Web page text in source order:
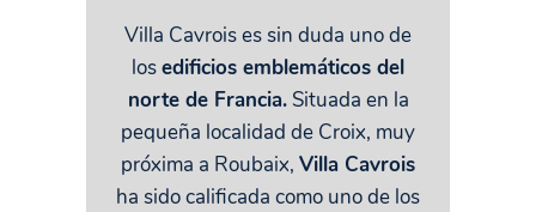
Villa Cavrois es sin duda uno de
losedificios emblemáticos del
norte de Francia.Situada en la
pequeña localidad de Croix, muy
próxima a Roubaix, Villa Cavrois
ha sido calificada como uno de los